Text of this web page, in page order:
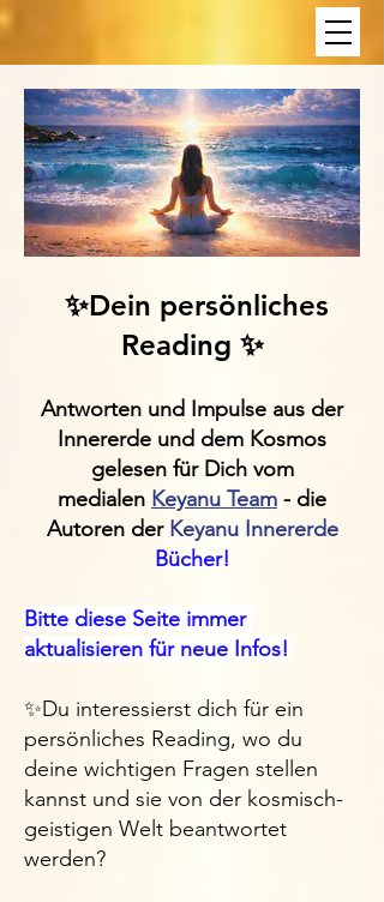
✨Dein persönliches
Reading ✨
​Antworten und Impulse aus der
Innererde und dem Kosmos​
​​​​​​​​gelesen für Dich vom
medialen Keyanu Team - die
Autoren der Keyanu Innererde
Bücher!
Bitte diese Seite immer ​
aktualisieren für neue Infos!
​✨Du interessierst dich für ein
persönliches Reading, wo du
deine wichtigen Fragen stellen
kannst und sie von der kosmisch-
geistigen Welt beantwortet
werden?